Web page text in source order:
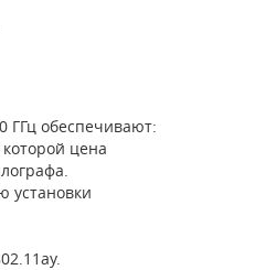
ГГц обеспечивают:
цена
установки